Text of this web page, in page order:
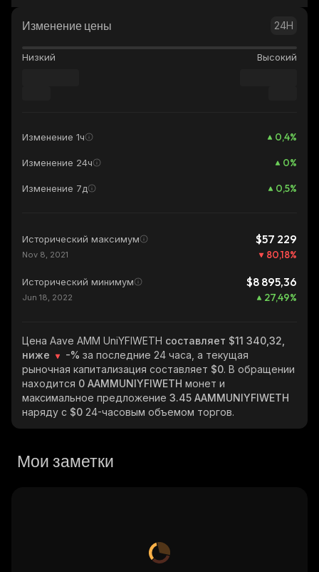
Изменение цены 24H
Низкий Высокий
Изменение 1ч 0,4%
Изменение 24ч 0%
Изменение 7д 0,5%
Исторический максимум $57 229
Nov 8, 2021 80,18%
Исторический минимум $8 895,36
Jun 18, 2022 27,49%
Цена Aave AMM UniYFIWETH составляет $11 340,32,
ниже
-% за последние 24 часа, а текущая
рыночная капитализация составляет $0. В обращении
находится 0 AAMMUNIYFIWETH монет и
максимальное предложение 3.45 AAMMUNIYFIWETH
наряду с $0 24-часовым объемом торгов.
Мои заметки